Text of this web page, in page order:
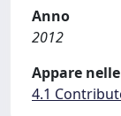
Anno
2012
Appare
4.1